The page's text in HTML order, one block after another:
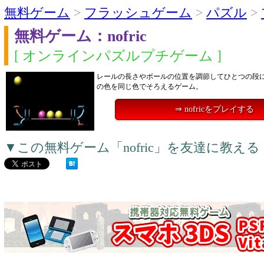
無料ゲーム > フラッシュゲーム > パズル >
無料ゲーム：nofric
[ オンラインパズルプチゲーム ]
レールの長さやボールの位置を調節してひとつの
の色を同じ色でそろえるゲーム。
⇒ nofricをプレイする
▼この無料ゲーム「nofric」を友達に教え